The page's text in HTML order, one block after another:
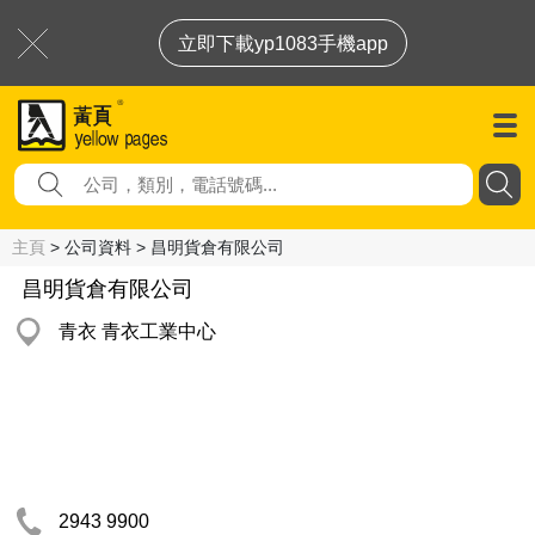
立即下載yp1083手機app
主頁 > 公司資料 > 昌明貨倉有限公司
昌明貨倉有限公司
青衣 青衣工業中心
2943 9900